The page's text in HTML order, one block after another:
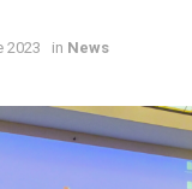
2023 in News